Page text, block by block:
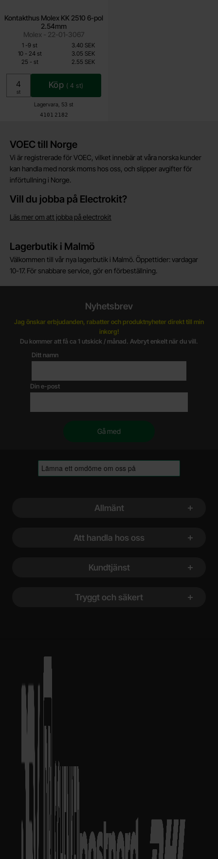
Kontakthus Molex KK 2510 6-pol
2.54mm
Molex - 22-01-3067
Art. nr
4101 2182
Lagervara, 53 st
2.55 SEK
Inklusive 25% moms
Enhet:
st
Köp ( 4 st)
Mängdrabatt
Pris /st
1 -till
9 st
3.40 SEK
10 -till24 st
3.05 SEK
25 -tillst 2.55 SEK
Kort allmän information
VOEC till Norge
Vi är registrerade för VOEC, vilket innebär at våra norska kunder
kan handla med norsk moms hos oss, och slipper avgifter för
införtullning i Norge.
Vill du jobba på Electrokit?
Läs mer om att jobba på electrokit
Lagerbutik i Malmö
Välkommen till vår nya lagerbutik i Malmö. Öppettider: vardagar
10-17. För snabbare service, gör en förbeställning.
Nyhetsbrev
Jag önskar erbjudanden, rabatter och produktnyheter direkt till min
inkorg!
Du kommer att få ca 1 utskick / månad. Avbryt enkelt när du vill.
Ditt namn
Din e-post
Allmänt
Att handla hos oss
Kundtjänst
Tryggt och säkert